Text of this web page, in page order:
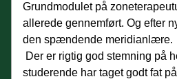
Grundmodulet på
allerede gennemført. Og efter
den spændende meridianlære.
studerende har taget godt fat